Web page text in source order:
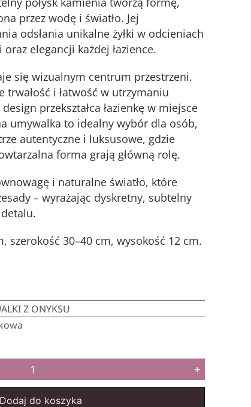
przez wodę i światło. Jej
odsłania unikalne żyłki w odcieniach
elegancji każdej łazience.
się wizualnym centrum przestrzeni.
i łatwość w utrzymaniu
przekształca łazienkę w miejsce
umywalka to idealny wybór dla osób,
autentyczne i luksusowe, gdzie
forma grają główną rolę.
i naturalne światło, które
– wyrażając dyskretny, subtelny
szerokość 30–40 cm, wysokość 12 cm.
Z ONYKSU
+
Dodaj do koszyka